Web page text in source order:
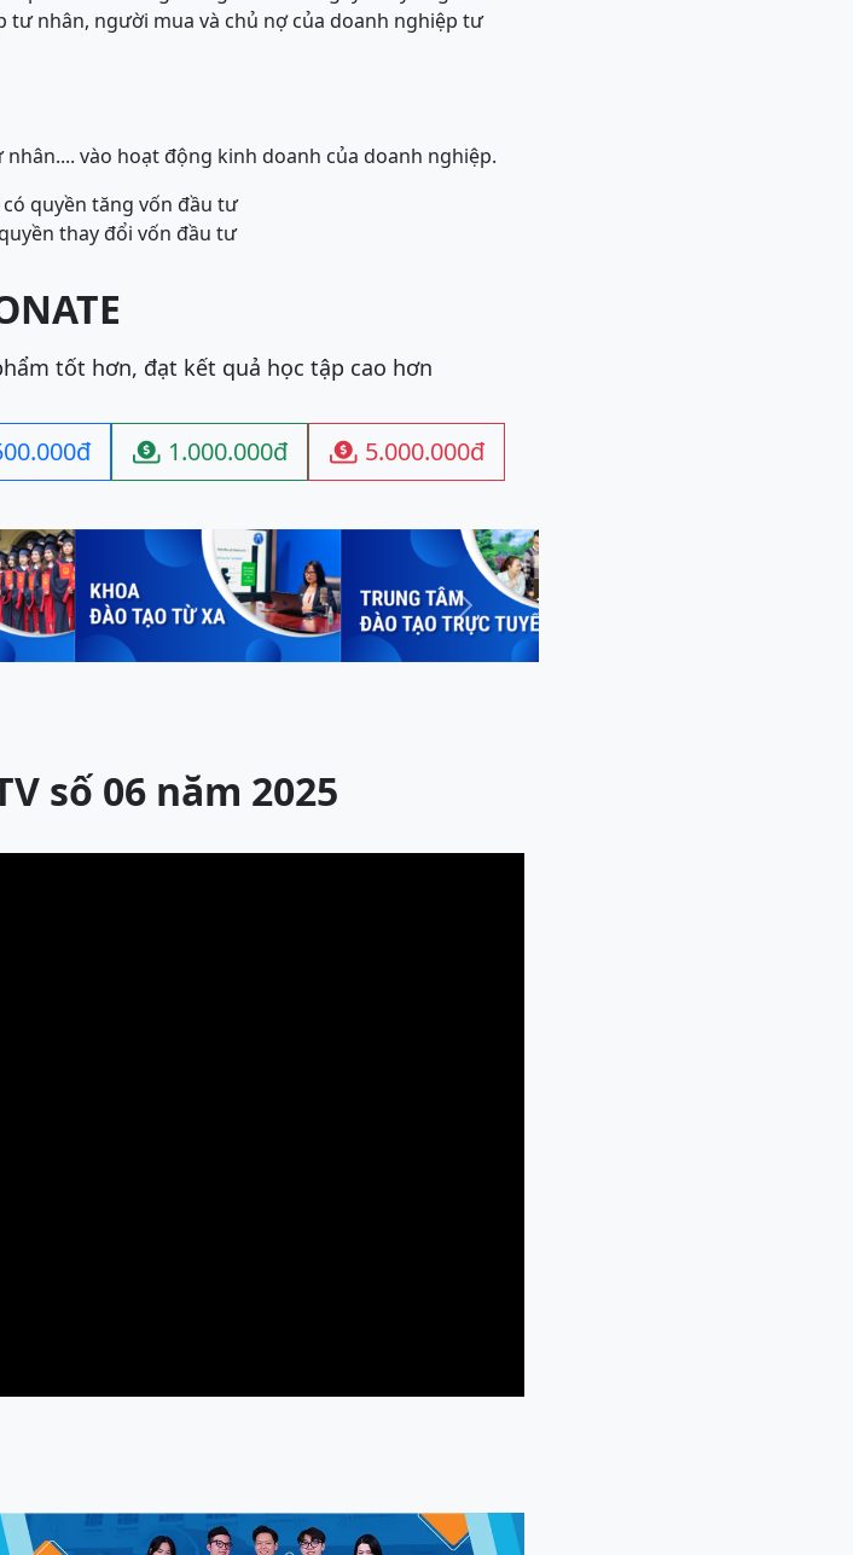
nhân, người mua và chủ nợ của doanh nghiệp tư
vào hoạt động kinh doanh của doanh nghiệp.
có quyền tăng vốn đầu tư
thay đổi vốn đầu tư
tốt hơn, đạt kết quả học tập cao hơn
 1.000.000đ  5.000.000đ
Next
số 06 năm 2025